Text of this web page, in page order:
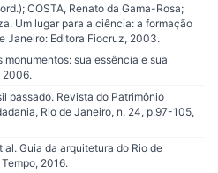
COSTA, Renato da Gama-Rosa;
Um lugar para a ciência: a formação
Janeiro: Editora Fiocruz, 2003.
monumentos: sua essência e sua
2006.
passado. Revista do Patrimônio
Rio de Janeiro, n. 24, p.97-105,
Guia da arquitetura do Rio de
2016.